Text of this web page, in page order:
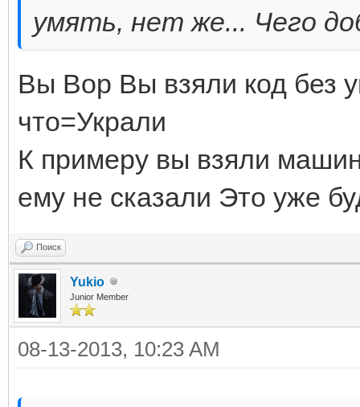
умять, нет же... Чего
Вы Вор Вы взяли код без
что=Украли
К примеру вы взяли
ему не сказали Это уже
Поиск
Yukio
Junior Member
08-13-2013, 10:23 AM